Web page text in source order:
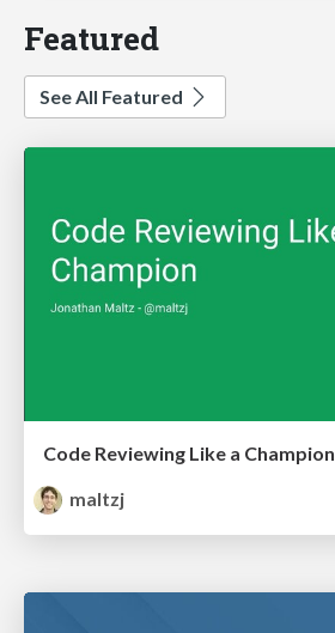
Featured
See All Featured
Code Reviewing Like a Champion
maltzj